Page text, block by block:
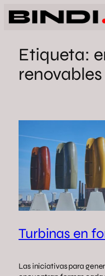
Saltar
al
Etiqueta:
renovables
Turbinas en
Las iniciativas para